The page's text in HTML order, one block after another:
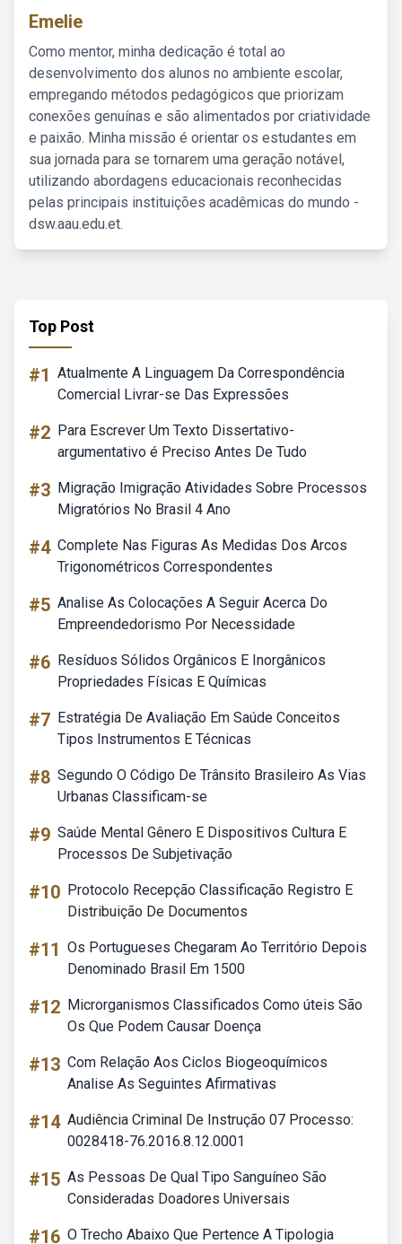
Emelie
Como mentor, minha dedicação é total ao
desenvolvimento dos alunos no ambiente escolar,
empregando métodos pedagógicos que priorizam
conexões genuínas e são alimentados por criatividade
e paixão. Minha missão é orientar os estudantes em
sua jornada para se tornarem uma geração notável,
utilizando abordagens educacionais reconhecidas
pelas principais instituições acadêmicas do mundo -
dsw.aau.edu.et.
Top Post
#1 Atualmente A Linguagem Da Correspondência
Comercial Livrar-se Das Expressões
#2 Para Escrever Um Texto Dissertativo-
argumentativo é Preciso Antes De Tudo
#3 Migração Imigração Atividades Sobre Processos
Migratórios No Brasil 4 Ano
#4 Complete Nas Figuras As Medidas Dos Arcos
Trigonométricos Correspondentes
#5 Analise As Colocações A Seguir Acerca Do
Empreendedorismo Por Necessidade
#6 Resíduos Sólidos Orgânicos E Inorgânicos
Propriedades Físicas E Químicas
#7 Estratégia De Avaliação Em Saúde Conceitos
Tipos Instrumentos E Técnicas
#8 Segundo O Código De Trânsito Brasileiro As Vias
Urbanas Classificam-se
#9 Saúde Mental Gênero E Dispositivos Cultura E
Processos De Subjetivação
#10 Protocolo Recepção Classificação Registro E
Distribuição De Documentos
#11 Os Portugueses Chegaram Ao Território Depois
Denominado Brasil Em 1500
#12 Microrganismos Classificados Como úteis São
Os Que Podem Causar Doença
#13 Com Relação Aos Ciclos Biogeoquímicos
Analise As Seguintes Afirmativas
#14 Audiência Criminal De Instrução 07 Processo:
0028418-76.2016.8.12.0001
#15 As Pessoas De Qual Tipo Sanguíneo São
Consideradas Doadores Universais
#16 O Trecho Abaixo Que Pertence A Tipologia